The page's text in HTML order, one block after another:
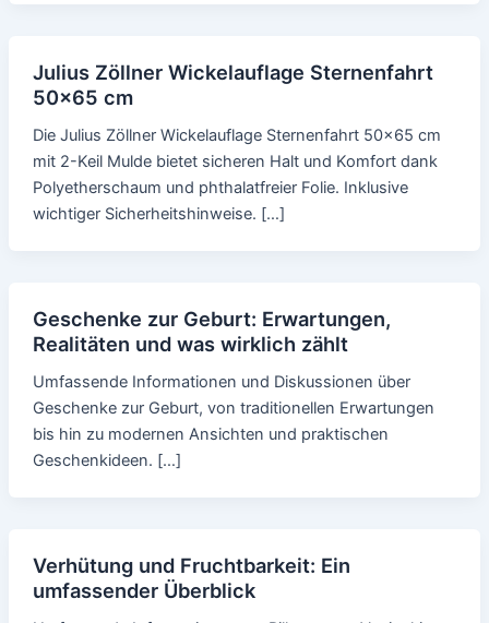
Julius Zöllner Wickelauflage Sternenfahrt
50x65 cm
Die Julius Zöllner Wickelauflage Sternenfahrt 50x65 cm
mit 2-Keil Mulde bietet sicheren Halt und Komfort dank
Polyetherschaum und phthalatfreier Folie. Inklusive
wichtiger Sicherheitshinweise. […]
Geschenke zur Geburt: Erwartungen,
Realitäten und was wirklich zählt
Umfassende Informationen und Diskussionen über
Geschenke zur Geburt, von traditionellen Erwartungen
bis hin zu modernen Ansichten und praktischen
Geschenkideen. […]
Verhütung und Fruchtbarkeit: Ein
umfassender Überblick